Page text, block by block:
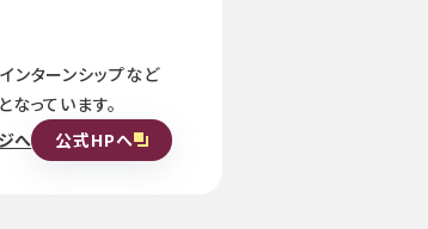
ンターンシップなど
っています。
へ
公式HPへ